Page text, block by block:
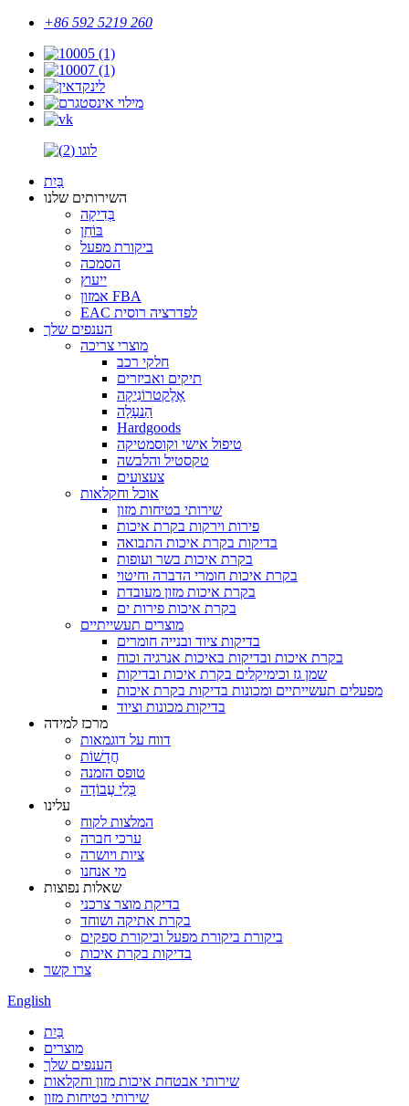
+86 592 5219 260
בַּיִת
השירותים שלנו
בְּדִיקָה
בּוֹחֵן
ביקורת מפעל
הסמכה
ייעוץ
אמזון FBA
EAC לפדרציה רוסית
הענפים שלך
מוצרי צריכה
חלקי רכב
תיקים ואביזרים
אֶלֶקטרוֹנִיקָה
הַנעָלָה
Hardgoods
טיפול אישי וקוסמטיקה
טקסטיל והלבשה
צעצועים
אוכל וחקלאות
שירותי בטיחות מזון
פירות וירקות בקרת איכות
בדיקות בקרת איכות התבואה
בקרת איכות בשר ועופות
בקרת איכות חומרי הדברה וחיטוי
בקרת איכות מזון מעובדת
בקרת איכות פירות ים
מוצרים תעשייתיים
בדיקות ציוד ובנייה חומרים
בקרת איכות ובדיקות באיכות אנרגיה וכוח
שמן גז וכימיקלים בקרת איכות ובדיקות
מפעלים תעשייתיים ומכונות בדיקות בקרת איכות
בדיקות מכונות וציוד
מרכז למידה
דווח על דוגמאות
חֲדָשׁוֹת
טופס הזמנה
כְּלֵי עֲבוֹדָה
עלינו
המלצות לקוח
ערכי חברה
ציות ויושרה
מי אנחנו
שאלות נפוצות
בדיקת מוצר צרכני
בקרת אתיקה ושוחד
ביקורת ביקורת מפעל וביקורת ספקים
בדיקות בקרת איכות
צרו קשר
English
בַּיִת
מוצרים
הענפים שלך
שירותי אבטחת איכות מזון וחקלאות
שירותי בטיחות מזון